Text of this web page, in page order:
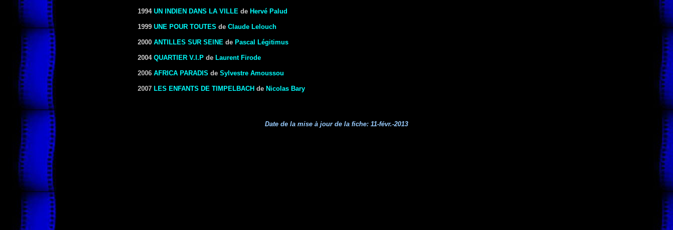
1994 UN INDIEN DANS LA VILLE de Hervé Palud
1999 UNE POUR TOUTES de Claude Lelouch
2000 ANTILLES SUR SEINE de Pascal Légitimus
2004 QUARTIER V.I.P de Laurent Firode
2006 AFRICA PARADIS de Sylvestre Amoussou
2007 LES ENFANTS DE TIMPELBACH de Nicolas Bary
Date de la mise à jour de la fiche: 11-févr.-2013